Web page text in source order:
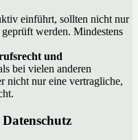
einführt, sollten nicht nur
werden. Mindestens
und
bei vielen anderen
nicht nur eine vertragliche,